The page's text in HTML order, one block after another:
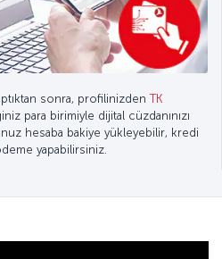
sonra, profilinizdenTK
para birimiyle dijital cüzdanınızı
hesaba bakiye yükleyebilir, kredi
yapabilirsiniz.